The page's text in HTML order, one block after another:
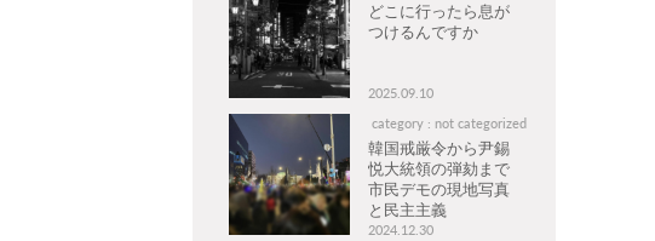
どこに行ったら息が
つけるんですか
2025.09.10
category : not categorized
韓国戒厳令から尹錫
悦大統領の弾劾まで
市民デモの現地写真
と民主主義
2024.12.30